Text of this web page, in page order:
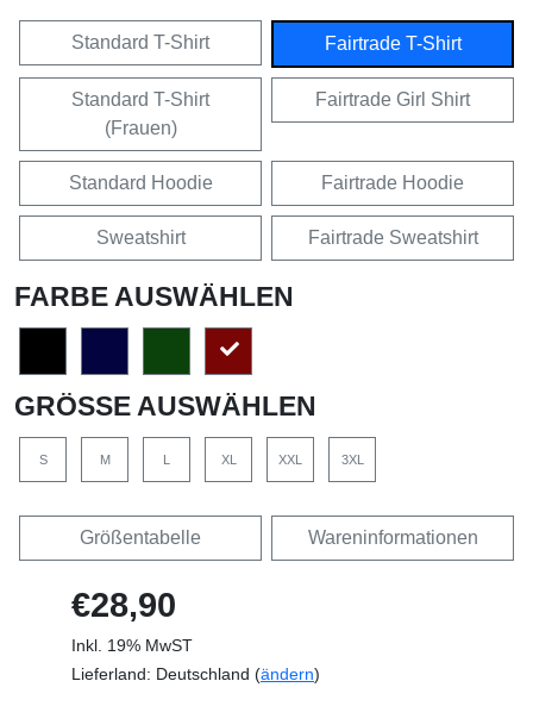
Standard T-Shirt Fairtrade T-Shirt
Standard T-Shirt
(Frauen)
Fairtrade Girl Shirt
Standard Hoodie Fairtrade Hoodie
Sweatshirt Fairtrade Sweatshirt
FARBE AUSWÄHLEN
GRÖSSE AUSWÄHLEN
S M L XL XXL 3XL
Größentabelle Wareninformationen
€28,90
Inkl. 19% MwST
Lieferland: Deutschland (ändern)